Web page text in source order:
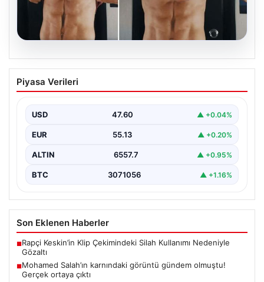
05.08.2026
Mohamed Salah’ın karnındaki görüntü
gündem olmuştu! Gerçek ortaya çıktı
Piyasa Verileri
USD 47.60 ▲ +0.04%
EUR 55.13 ▲ +0.20%
ALTIN 6557.7 ▲ +0.95%
BTC 3071056 ▲ +1.16%
Son Eklenen Haberler
■Rapçi Keskin’in Klip Çekimindeki Silah Kullanımı Nedeniyle
Gözaltı
■Mohamed Salah’ın karnındaki görüntü gündem olmuştu!
Gerçek ortaya çıktı